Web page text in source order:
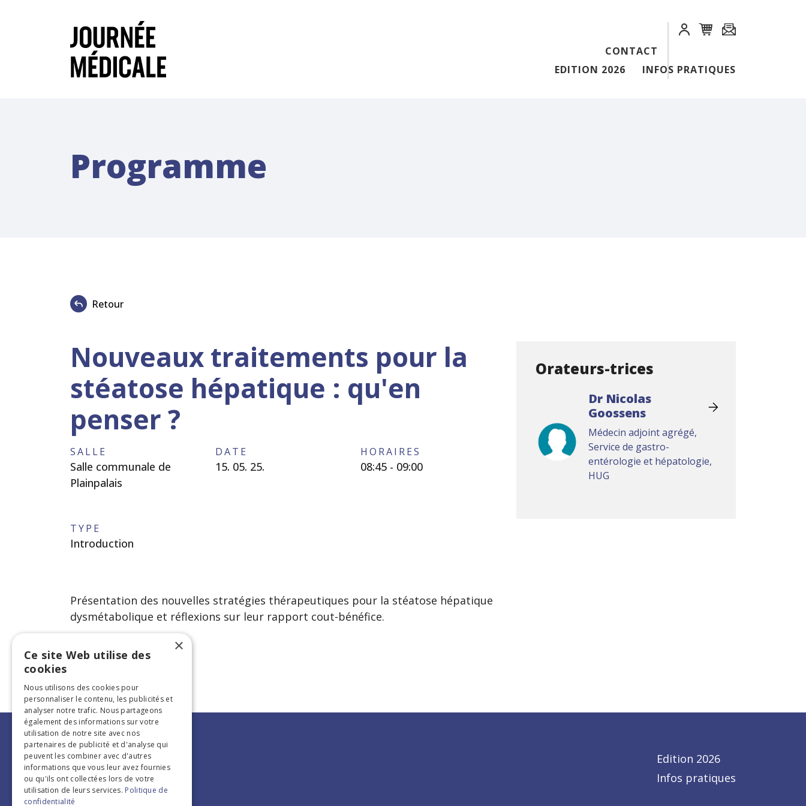
EDITION 2026 INFOS PRATIQUES
CONTACT
Programme
Retour
Nouveaux traitements pour la
stéatose hépatique : qu'en
penser ?
SALLE
Salle communale de
Plainpalais
DATE
15. 05. 25.
HORAIRES
08:45 - 09:00
TYPE
Introduction
Présentation des nouvelles stratégies thérapeutiques pour la stéatose hépatique
dysmétabolique et réflexions sur leur rapport cout-bénéfice.
Orateurs-trices
Dr Nicolas
Goossens
Médecin adjoint agrégé,
Service de gastro-
entérologie et hépatologie,
HUG
Edition 2026
Infos pratiques
×
Ce site Web utilise des
cookies
Nous utilisons des cookies pour
personnaliser le contenu, les publicités et
analyser notre trafic. Nous partageons
également des informations sur votre
utilisation de notre site avec nos
partenaires de publicité et d'analyse qui
peuvent les combiner avec d'autres
informations que vous leur avez fournies
ou qu'ils ont collectées lors de votre
utilisation de leurs services. Politique de
confidentialité